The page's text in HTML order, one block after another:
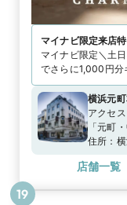
マイナビ限定来店
マイナビ限定＼土
でさらに1,000円分
横浜元
アクセス
「元町
京浜東
町口（
車でお
住所：
店舗一覧
19